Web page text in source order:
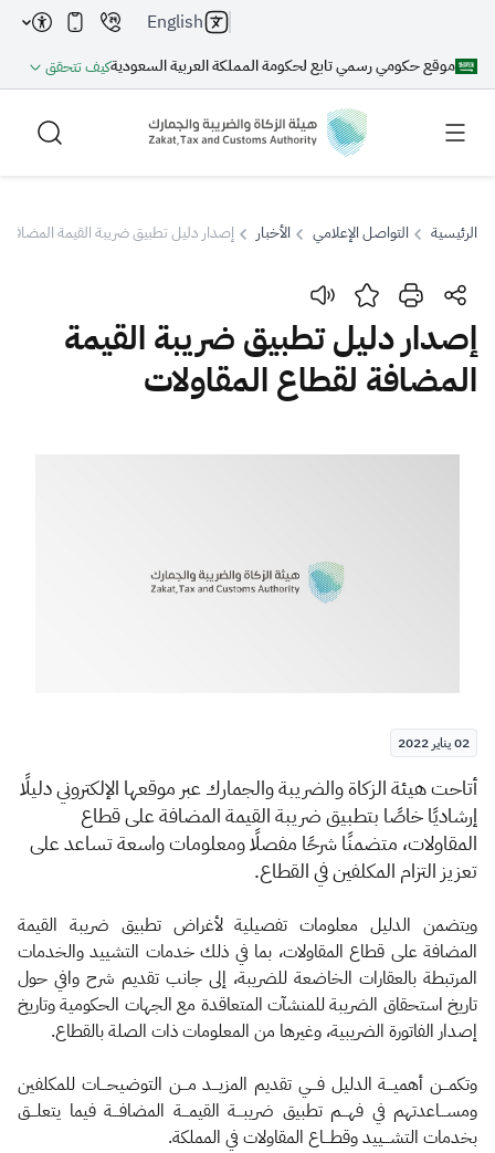
موقع حكومي رسمي تابع لحكومة المملكة العربية السعوديةكيف تتحقق
English
بحث
بحث بحث AI
اقتراحات
الرئيسية التواصل الإعلامي الأخبار إصدار دليل تطبيق ضريبة القيمة المضافة
إصدار دليل تطبيق ضريبة القيمة
المضافة لقطاع المقاولات
02 يناير 2022
​​​​​​​أتاحتهيئة الزكاة والضريبة والجمارك عبر موقعها الإلكتروني دليلًا
إرشاديًاخاصًا بتطبيق ضريبةالقيمة المضافةعلى قطاع
المقاولات، متضمنًاشرحًا مفصلًاومعلومات واسعة تساعد على
تعزيز التزام المكلفينفي القطاع.
ويتضمن الدليل معلومات تفصيلية لأغراض تطبيق ضريبة القيمة
المضافة على قطاع المقاولات، بما في ذلك خدمات التشييد والخدمات
المرتبطة بالعقارات الخاضعة للضريبة، إلى جانب تقديم شرح وافي حول
تاريخ استحقاق الضريبة للمنشآت المتعاقدة مع الجهات الحكومية وتاريخ
إصدار الفاتورة الضريبية، وغيرها من المعلومات ذات الصلة بالقطاع.
وتكمـــن أهميـــة الدليل فـــي تقديم المزيـــد مـــن التوضيحـــات للمكلفين
ومســـاعدتهم في فهـــم تطبيق ضريبـــة القيمـــة المضافـــة فيما يتعلـــق
بخدمات التشـــييد وقطـــاع المقاولات في المملكة.